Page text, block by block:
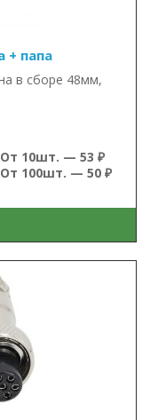
+ папа
в сборе 48мм,
От 10шт. — 53 ₽
От 100шт. — 50 ₽